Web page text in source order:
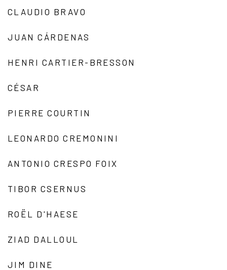
CLAUDIO BRAVO
JUAN CÁRDENAS
HENRI CARTIER-BRESSON
CÉSAR
PIERRE COURTIN
LEONARDO CREMONINI
ANTONIO CRESPO FOIX
TIBOR CSERNUS
ROËL D'HAESE
ZIAD DALLOUL
JIM DINE